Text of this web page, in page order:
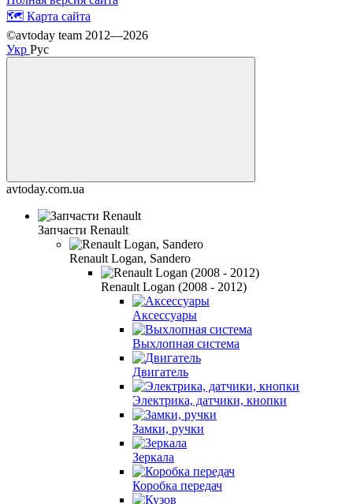
🗺️ Карта сайта
©avtoday team 2012—2026
Укр Рус
avtoday.com.ua
Запчасти Renault
Renault Logan, Sandero
Renault Logan (2008 - 2012)
Аксессуары
Выхлопная система
Двигатель
Электрика, датчики, кнопки
Замки, ручки
Зеркала
Коробка передач